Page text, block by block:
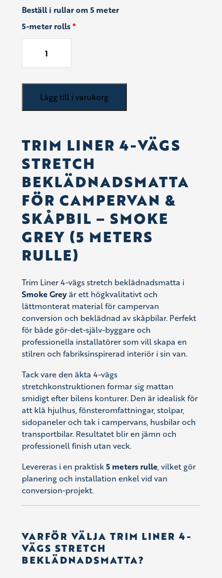
Beställ i rullar om 5 meter
5-meter rolls*
4-
Rökgrå
5
m
mängd
Lägg till i varukorg
TRIM LINER 4-VÄGS
STRETCH
BEKLÄDNADSMATTA
FÖR CAMPERVAN &
SKÅPBIL – SMOKE
GREY (5 METERS
RULLE)
Trim Liner 4-vägs stretch beklädnadsmatta i
Smoke Greyär ett högkvalitativt och
lättmonterat material för campervan
conversion och beklädnad av skåpbilar. Perfekt
för både gör-det-själv-byggare och
professionella installatörer som vill skapa en
stilren och fabriksinspirerad interiör i sin van.
Tack vare den äkta 4-vägs
stretchkonstruktionen formar sig mattan
smidigt efter bilens konturer. Den är idealisk för
att klä hjulhus, fönsteromfattningar, stolpar,
sidopaneler och tak i campervans, husbilar och
transportbilar. Resultatet blir en jämn och
professionell finish utan veck.
Levereras i en praktisk5 meters rulle, vilket gör
planering och installation enkel vid van
conversion-projekt.
VARFÖR VÄLJA TRIM LINER 4-
VÄGS STRETCH
BEKLÄDNADSMATTA?